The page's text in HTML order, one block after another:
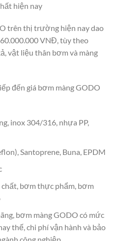
hiện nay
trên thị trường hiện nay dao
VNĐ, tùy theo
vật liệu thân bơm và màng
đến giá bơm màng GODO
inox 304/316, nhựa PP,
Santoprene, Buna, EPDM
bơm thực phẩm, bơm
bơm màng GODO có mức
thế, chi phí vận hành và bảo